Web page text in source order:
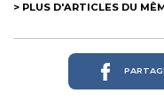
> PLUS D'ARTICLES DU